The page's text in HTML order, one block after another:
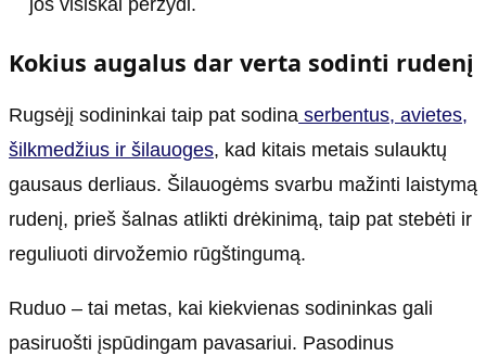
jos visiškai peržydi.
Kokius augalus dar verta sodinti rudenį
Rugsėjį sodininkai taip pat sodina serbentus, avietes,
šilkmedžius ir šilauoges, kad kitais metais sulauktų
gausaus derliaus. Šilauogėms svarbu mažinti laistymą
rudenį, prieš šalnas atlikti drėkinimą, taip pat stebėti ir
reguliuoti dirvožemio rūgštingumą.
Ruduo – tai metas, kai kiekvienas sodininkas gali
pasiruošti įspūdingam pavasariui. Pasodinus